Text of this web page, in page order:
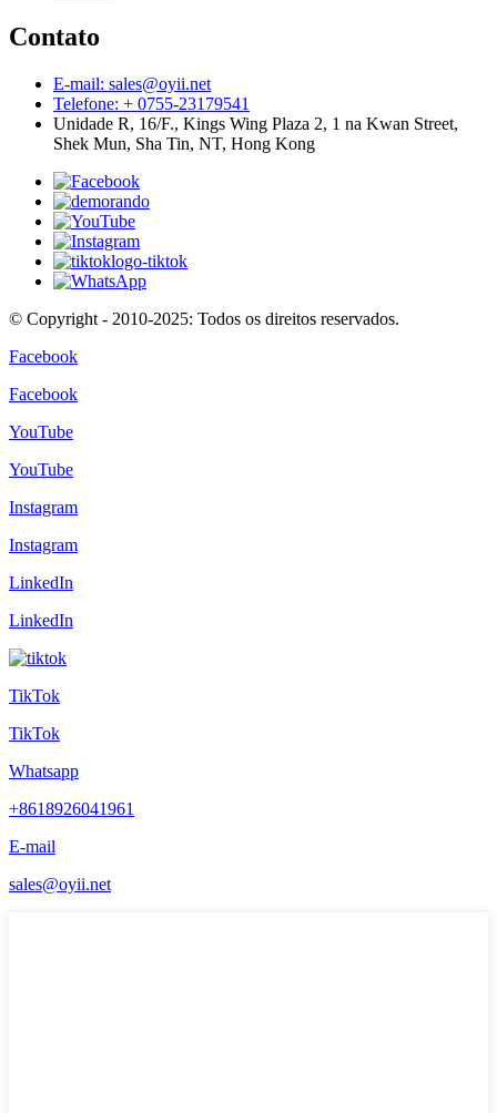
Contato
E-mail: sales@oyii.net
Telefone: + 0755-23179541
Unidade R, 16/F., Kings Wing Plaza 2, 1 na Kwan Street,
Shek Mun, Sha Tin, NT, Hong Kong
© Copyright - 2010-2025: Todos os direitos reservados.
Facebook
Facebook
YouTube
YouTube
Instagram
Instagram
LinkedIn
LinkedIn
TikTok
TikTok
Whatsapp
+8618926041961
E-mail
sales@oyii.net